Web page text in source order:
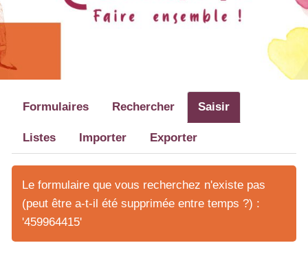
Formulaires Rechercher Saisir
Listes Importer Exporter
Le formulaire que vous recherchez n'existe pas
(peut être a-t-il été supprimée entre temps ?) :
'459964415'